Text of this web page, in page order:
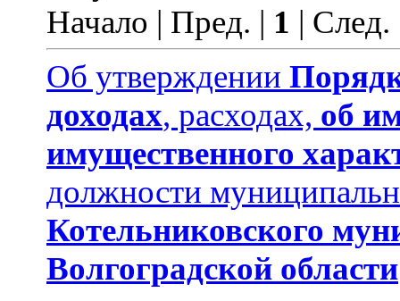
Начало | Пред. | 1 |
Об утверждении
доходах, расходах, об
имущественного
должности
Котельниковского
Волгоградской области